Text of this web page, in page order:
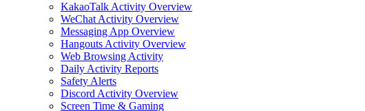
KakaoTalk Activity Overview
WeChat Activity Overview
Messaging App Overview
Hangouts Activity Overview
Web Browsing Activity
Daily Activity Reports
Safety Alerts
Discord Activity Overview
Screen Time & Gaming